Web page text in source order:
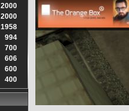
2000
2000
1958
994
700
606
600
400